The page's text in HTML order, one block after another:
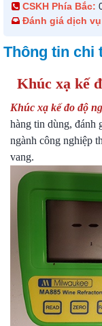
CSKH Phía Bắc:
Đánh giá dịch
Thông tin chi
Khúc xạ kế
Khúc xạ kế đo độ
hàng tin dùng, đánh
ngành công nghiệp
vang.